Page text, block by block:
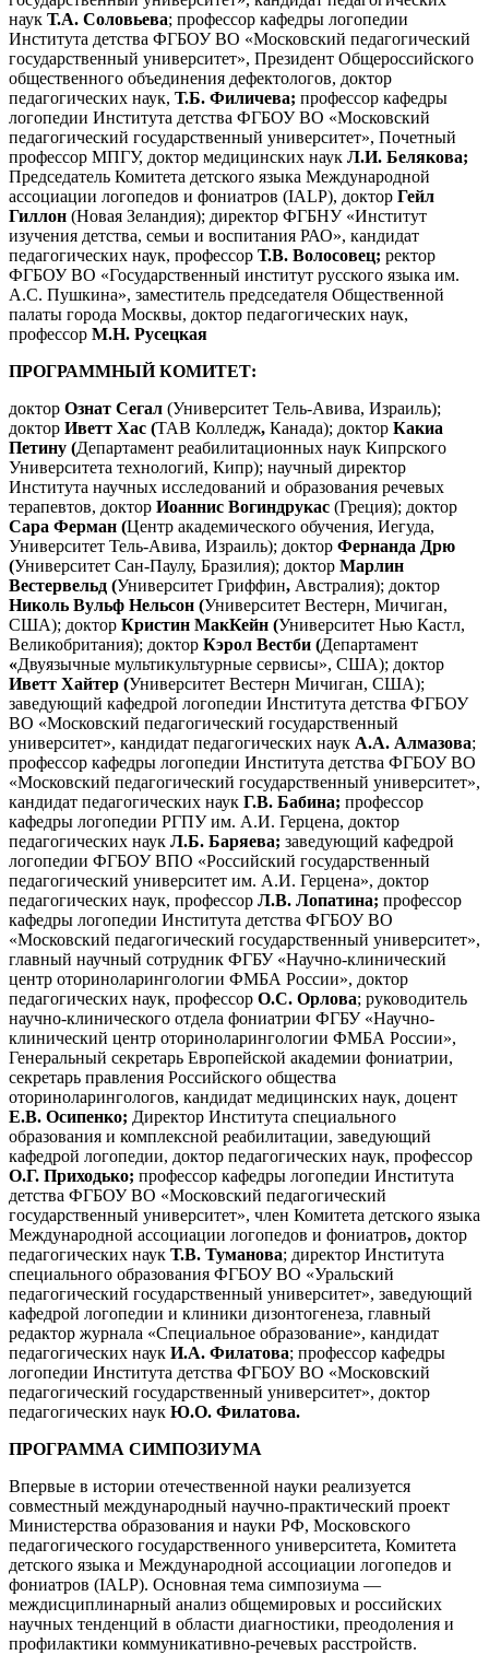
наук Т.А. Соловьева; профессор кафедры логопедии
Института детства ФГБОУ ВО «Московский педагогический
государственный университет», Президент Общероссийского
общественного объединения дефектологов, доктор
педагогических наук, Т.Б. Филичева; профессор кафедры
логопедии Института детства ФГБОУ ВО «Московский
педагогический государственный университет», Почетный
профессор МПГУ, доктор медицинских наук Л.И. Белякова;
Председатель Комитета детского языка Международной
ассоциации логопедов и фониатров (IALP), доктор Гейл
Гиллон (Новая Зеландия); директор ФГБНУ «Институт
изучения детства, семьи и воспитания РАО», кандидат
педагогических наук, профессор Т.В. Волосовец; ректор
ФГБОУ ВО «Государственный институт русского языка им.
А.С. Пушкина», заместитель председателя Общественной
палаты города Москвы, доктор педагогических наук,
профессор М.Н. Русецкая
ПРОГРАММНЫЙ КОМИТЕТ:
доктор Ознат Сегал (Университет Тель-Авива, Израиль);
доктор Иветт Хас (ТАВ Колледж, Канада); доктор Какиа
Петину (Департамент реабилитационных наук Кипрского
Университета технологий, Кипр); научный директор
Института научных исследований и образования речевых
терапевтов, доктор Иоаннис Вогиндрукас (Греция); доктор
Сара Ферман (Центр академического обучения, Иегуда,
Университет Тель-Авива, Израиль); доктор Фернанда Дрю
(Университет Сан-Паулу, Бразилия); доктор Марлин
Вестервельд (Университет Гриффин, Австралия); доктор
Николь Вульф Нельсон (Университет Вестерн, Мичиган,
США); доктор Кристин МакКейн (Университет Нью Кастл,
Великобритания); доктор Кэрол Вестби (Департамент
«Двуязычные мультикультурные сервисы», США); доктор
Иветт Хайтер (Университет Вестерн Мичиган, США);
заведующий кафедрой логопедии Института детства ФГБОУ
ВО «Московский педагогический государственный
университет», кандидат педагогических наук А.А. Алмазова;
профессор кафедры логопедии Института детства ФГБОУ ВО
«Московский педагогический государственный университет»,
кандидат педагогических наук Г.В. Бабина; профессор
кафедры логопедии РГПУ им. А.И. Герцена, доктор
педагогических наук Л.Б. Баряева; заведующий кафедрой
логопедии ФГБОУ ВПО «Российский государственный
педагогический университет им. А.И. Герцена», доктор
педагогических наук, профессор Л.В. Лопатина; профессор
кафедры логопедии Института детства ФГБОУ ВО
«Московский педагогический государственный университет»,
главный научный сотрудник ФГБУ «Научно-клинический
центр оториноларингологии ФМБА России», доктор
педагогических наук, профессор О.С. Орлова; руководитель
научно-клинического отдела фониатрии ФГБУ «Научно-
клинический центр оториноларингологии ФМБА России»,
Генеральный секретарь Европейской академии фониатрии,
секретарь правления Российского общества
оториноларингологов, кандидат медицинских наук, доцент
Е.В. Осипенко; Директор Института специального
образования и комплексной реабилитации, заведующий
кафедрой логопедии, доктор педагогических наук, профессор
О.Г. Приходько; профессор кафедры логопедии Института
детства ФГБОУ ВО «Московский педагогический
государственный университет», член Комитета детского языка
Международной ассоциации логопедов и фониатров, доктор
педагогических наук Т.В. Туманова; директор Института
специального образования ФГБОУ ВО «Уральский
педагогический государственный университет», заведующий
кафедрой логопедии и клиники дизонтогенеза, главный
редактор журнала «Специальное образование», кандидат
педагогических наук И.А. Филатова; профессор кафедры
логопедии Института детства ФГБОУ ВО «Московский
педагогический государственный университет», доктор
педагогических наук Ю.О. Филатова.
ПРОГРАММА СИМПОЗИУМА
Впервые в истории отечественной науки реализуется
совместный международный научно-практический проект
Министерства образования и науки РФ, Московского
педагогического государственного университета, Комитета
детского языка и Международной ассоциации логопедов и
фониатров (IALP). Основная тема симпозиума —
междисциплинарный анализ общемировых и российских
научных тенденций в области диагностики, преодоления и
профилактики коммуникативно-речевых расстройств.